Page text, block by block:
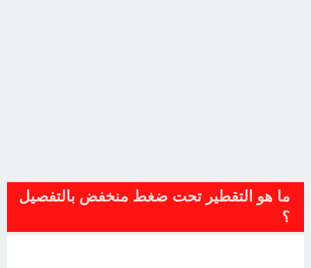
ما هو التقطير تحت ضغط منخفض بالتفصيل
؟